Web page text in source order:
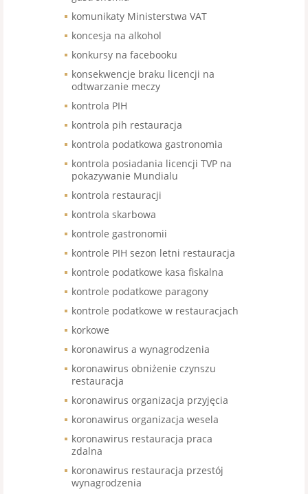
komunikaty Ministerstwa VAT
koncesja na alkohol
konkursy na facebooku
konsekwencje braku licencji na
odtwarzanie meczy
kontrola PIH
kontrola pih restauracja
kontrola podatkowa gastronomia
kontrola posiadania licencji TVP na
pokazywanie Mundialu
kontrola restauracji
kontrola skarbowa
kontrole gastronomii
kontrole PIH sezon letni restauracja
kontrole podatkowe kasa fiskalna
kontrole podatkowe paragony
kontrole podatkowe w restauracjach
korkowe
koronawirus a wynagrodzenia
koronawirus obniżenie czynszu
restauracja
koronawirus organizacja przyjęcia
koronawirus organizacja wesela
koronawirus restauracja praca
zdalna
koronawirus restauracja przestój
wynagrodzenia